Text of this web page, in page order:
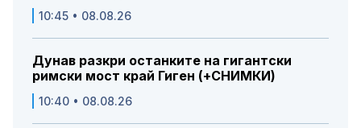
10:45 • 08.08.26
Дунав разкри останките на гигантски
римски мост край Гиген (+СНИМКИ)
10:40 • 08.08.26